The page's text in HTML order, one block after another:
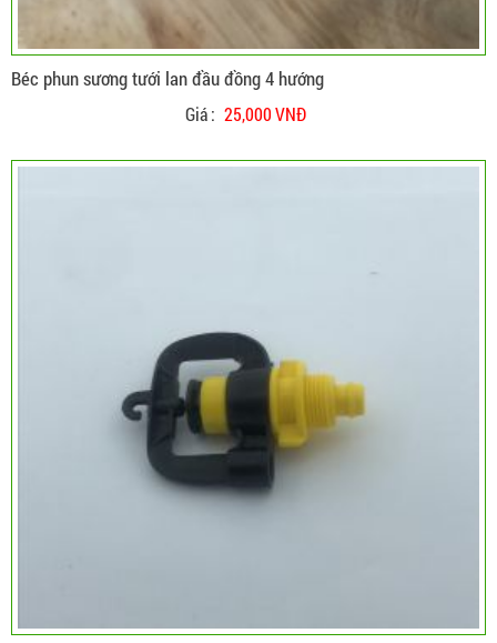
Béc phun sương tưới lan đầu đồng 4 hướng
Giá : 25,000 VNĐ